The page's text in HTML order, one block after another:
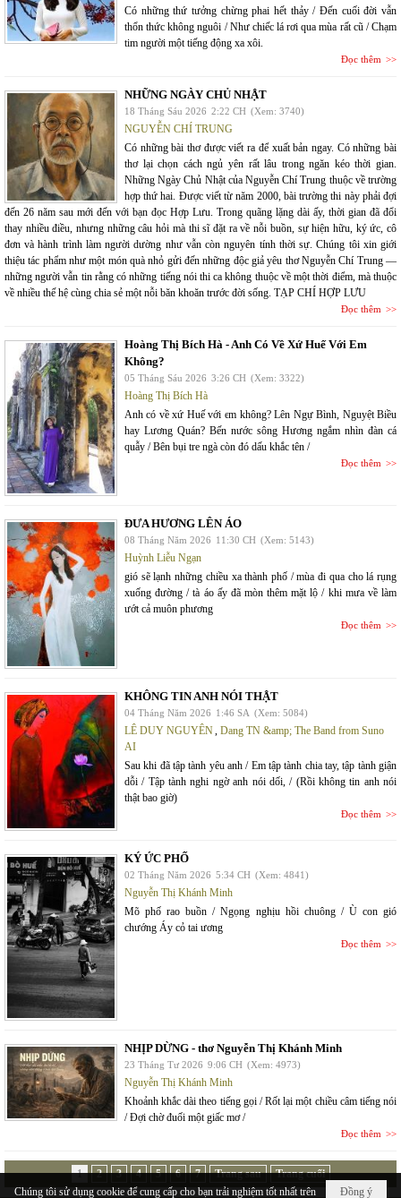
Có những thứ tưởng chừng phai hết thảy / Đến cuối đời vẫn
thổn thức không nguôi / Như chiếc lá rơi qua mùa rất cũ / Chạm
tim người một tiếng động xa xôi.
Đọc thêm
NHỮNG NGÀY CHỦ NHẬT
18 Tháng Sáu 2026 2:22 CH (Xem: 3740)
NGUYỄN CHÍ TRUNG
Có những bài thơ được viết ra để xuất bản ngay. Có những bài
thơ lại chọn cách ngủ yên rất lâu trong ngăn kéo thời gian.
Những Ngày Chủ Nhật của Nguyễn Chí Trung thuộc về trường
hợp thứ hai. Được viết từ năm 2000, bài trường thi này phải đợi
đến 26 năm sau mới đến với bạn đọc Hợp Lưu. Trong quãng lặng dài ấy, thời gian đã đổi
thay nhiều điều, nhưng những câu hỏi mà thi sĩ đặt ra về nỗi buồn, sự hiện hữu, ký ức, cô
đơn và hành trình làm người dường như vẫn còn nguyên tính thời sự. Chúng tôi xin giới
thiệu tác phẩm như một món quà nhỏ gửi đến những độc giả yêu thơ Nguyễn Chí Trung —
những người vẫn tin rằng có những tiếng nói thi ca không thuộc về một thời điểm, mà thuộc
về nhiều thế hệ cùng chia sẻ một nỗi băn khoăn trước đời sống. TẠP CHÍ HỢP LƯU
Đọc thêm
Hoàng Thị Bích Hà - Anh Có Về Xứ Huế Với Em
Không?
05 Tháng Sáu 2026 3:26 CH (Xem: 3322)
Hoàng Thị Bích Hà
Anh có về xứ Huế với em không? Lên Ngự Bình, Nguyệt Biều
hay Lương Quán? Bến nước sông Hương ngắm nhìn đàn cá
quẫy / Bên bụi tre ngà còn đó dấu khắc tên /
Đọc thêm
ĐƯA HƯƠNG LÊN ÁO
08 Tháng Năm 2026 11:30 CH (Xem: 5143)
Huỳnh Liễu Ngạn
gió sẽ lạnh những chiều xa thành phố / mùa đi qua cho lá rụng
xuống đường / tà áo ấy đã mòn thêm mặt lộ / khi mưa về làm
ướt cả muôn phương
Đọc thêm
KHÔNG TIN ANH NÓI THẬT
04 Tháng Năm 2026 1:46 SA (Xem: 5084)
LÊ DUY NGUYÊN, Dang TN &amp; The Band from Suno
AI
Sau khi đã tập tành yêu anh / Em tập tành chia tay, tập tành giận
dỗi / Tập tành nghi ngờ anh nói dối, / (Rồi không tin anh nói
thật bao giờ)
Đọc thêm
KÝ ỨC PHỐ
02 Tháng Năm 2026 5:34 CH (Xem: 4841)
Nguyễn Thị Khánh Minh
Mõ phố rao buồn / Ngọng nghịu hồi chuông / Ù con gió
chướng Áy cỏ tai ương
Đọc thêm
NHỊP DỪNG - thơ Nguyễn Thị Khánh Minh
23 Tháng Tư 2026 9:06 CH (Xem: 4973)
Nguyễn Thị Khánh Minh
Khoảnh khắc dài theo tiếng gọi / Rốt lại một chiều câm tiếng nói
/ Đợi chờ đuối một giấc mơ /
Đọc thêm
1 2 3 4 5 6 7 Trang sau
Trang cuối
Đồng ý
Chúng tôi sử dụng cookie để cung cấp cho bạn trải nghiệm tốt nhất trên